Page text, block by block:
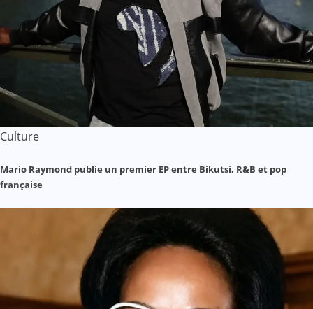
Culture
Mario Raymond publie un premier EP entre Bikutsi, R&B et pop
française